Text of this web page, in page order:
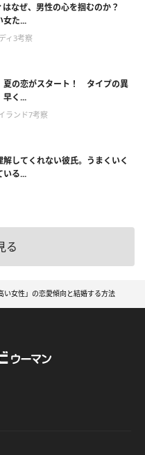
はなぜ、男性の心を掴むのか？
女た...
ィ3考察
夏の恋がスタート！ タイプの異
く...
ランド7考察
解してくれない彼氏。うまくいく
いる...
る
い女性」の恋愛傾向と結婚する方法